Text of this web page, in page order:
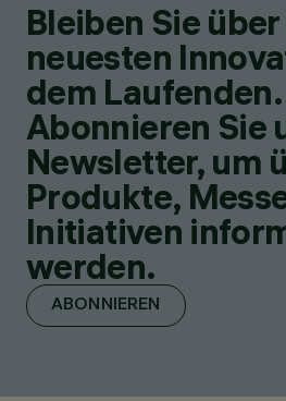
Bleiben Sie
neuesten
dem Laufenden.
Abonnieren Sie
Newsletter, um
Produkte,
Initiativen
werden.
ABONNIEREN